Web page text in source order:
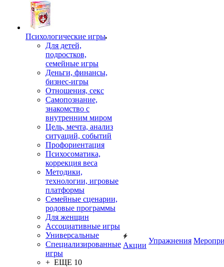
Психологические игры
Для детей,
подростков,
семейные игры
Деньги, финансы,
бизнес-игры
Отношения, секс
Самопознание,
знакомство с
внутренним миром
Цель, мечта, анализ
ситуаций, событий
Профориентация
Психосоматика,
коррекция веса
Методики,
технологии, игровые
платформы
Семейные сценарии,
родовые программы
Для женщин
Ассоциативные игры
Универсальные
Специализированные
игры
+ ЕЩЕ 10
Акции
Упражнения